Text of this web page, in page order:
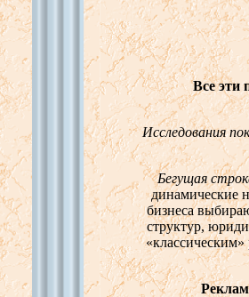
Все эти
Исследования
Бегущая
динамические
бизнеса
структур,
Рекламное